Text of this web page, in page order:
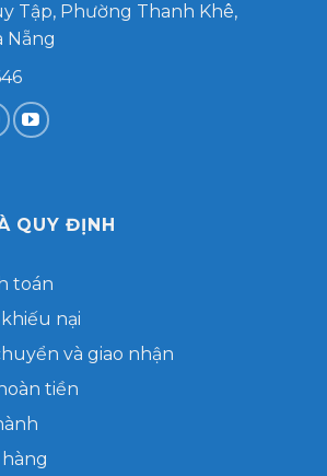
Tập, Phường Thanh Khê,
Nẵng
QUY ĐỊNH
toán
nại
và giao nhận
tiền